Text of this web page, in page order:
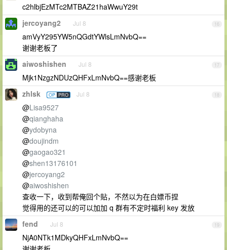
c2hlbjEzMTc2MTBAZ21haWwuY29t
16
jercoyang2 Jul 8
amVyY295YW5nQGdtYWlsLmNvbQ==
谢谢老板了
17
aiwoshishen Jul 8
Mjk1NzgzNDUzQHFxLmNvbQ==感谢老板
18
zhlsk OP PRO Jul 8
@Lisa9527
@qianghaha
@ydobyna
@doujindm
@gaogao321
@shen13176101
@jercoyang2
@aiwoshishen
查收一下，收到帮俺回个贴，不然以为在白嫖币捏
觉得用的还可以的可以加加 q 群有不定时福利 key 发放
19
fend Jul 8
NjA0NTk1MDkyQHFxLmNvbQ==